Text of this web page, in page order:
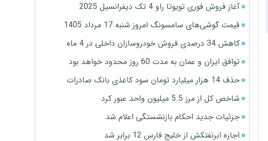
آغاز فروش فوری تویوتا راو 4 تک دیفرانسیل 2025
قیمت گوشی‌های سامسونگ امروز شنبه 17 مرداد 1405
کاهش 34 درصدی فروش خودروسازان داخلی در 4 ماه
توافق ایران و عمان به مدت 60 روز محدود خواهد بود
حذف 14 هزار میلیارد تومان سود کاغذی بانک صادرات
شاخص کل از مرز 5.5 میلیون واحد عبور کرد
جزئیات جدید احکام بازنشستگی اعلام شد
اجاره ابرنفتکش از خلیج فارس 12 برابر شد